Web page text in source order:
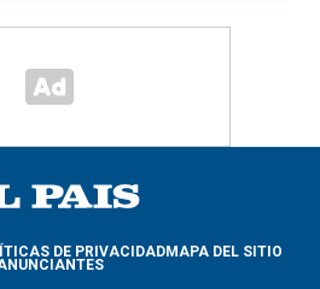
DE PRIVACIDADMAPA DEL SITIO